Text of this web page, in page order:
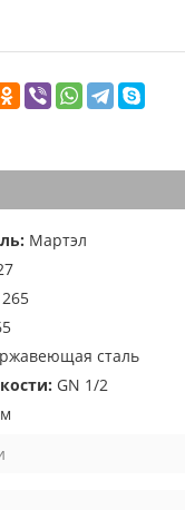
Мартэл
265
сталь
GN 1/2